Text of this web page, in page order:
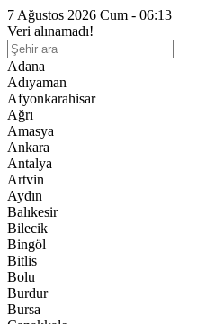
7 Ağustos 2026 Cum - 06:13
Veri alınamadı!
Adana
Adıyaman
Afyonkarahisar
Ağrı
Amasya
Ankara
Antalya
Artvin
Aydın
Balıkesir
Bilecik
Bingöl
Bitlis
Bolu
Burdur
Bursa